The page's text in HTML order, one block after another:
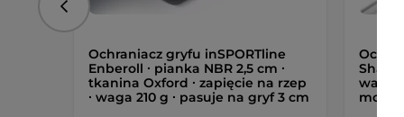
Ochraniacz gryfu inSPORTline
Enberoll ∙ pianka NBR 2,5 cm ∙
tkanina Oxford ∙ zapięcie na rzep
∙ waga 210 g ∙ pasuje na gryf 3 cm
waga
Poprzedni